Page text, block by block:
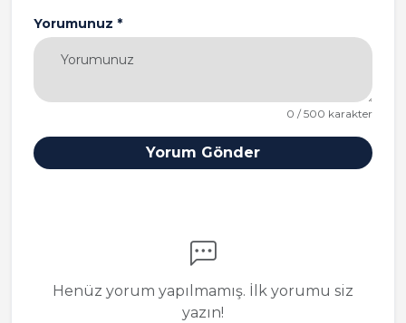
Yorumunuz *
0 / 500 karakter
Yorum Gönder
Henüz yorum yapılmamış. İlk yorumu siz
yazın!